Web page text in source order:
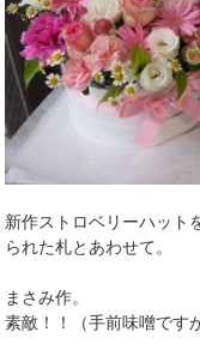
新作ストロベリーハット
られた札とあわせて。
まさみ作。
素敵！！（手前味噌です